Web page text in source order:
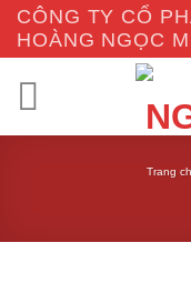
content
CÔNG TY CỔ
HOÀNG NGỌC
Trang